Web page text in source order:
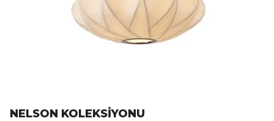
NELSON KOLEKSİYONU